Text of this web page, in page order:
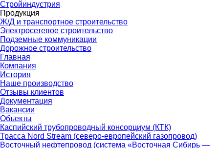
Стройиндустрия
Продукция
Ж/Д и транспортное строительство
Электросетевое строительство
Подземные коммуникации
Дорожное строительство
Главная
Компания
История
Наше производство
Отзывы клиентов
Документация
Вакансии
Объекты
Каспийский трубопроводный консорциум (КТК)
Трасса Nord Stream (северо-европейский газопровод)
Восточный нефтепровод (система «Восточная Сибирь —